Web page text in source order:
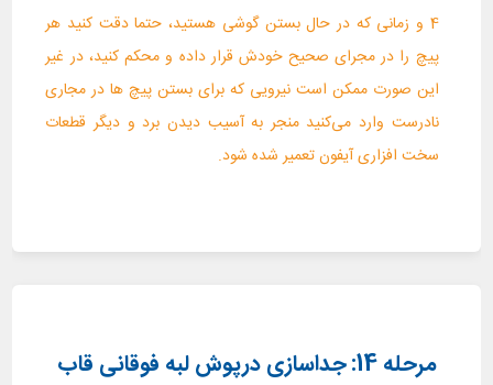
4 و زمانی که در حال بستن گوشی هستید، حتما دقت کنید هر
پیچ را در مجرای صحیح خودش قرار داده و محکم کنید، در غیر
این صورت ممکن است نیرویی که برای بستن پیچ ها در مجاری
نادرست وارد می‌کنید منجر به آسیب دیدن برد و دیگر قطعات
سخت افزاری آیفون تعمیر شده شود.
مرحله 14: جداسازی درپوش لبه فوقانی قاب